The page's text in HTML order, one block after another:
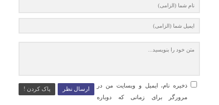
ارسال نظر پاک کردن !
ذخیره نام، ایمیل و وبسایت من در
مرورگر برای زمانی که دوباره